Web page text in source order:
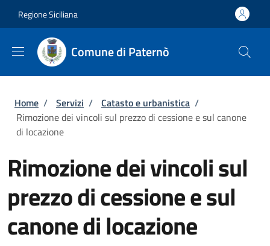
Regione Siciliana
Comune di Paternò
Briciole di pane
Home / Servizi / Catasto e urbanistica /
Rimozione dei vincoli sul prezzo di cessione e sul canone
di locazione
Rimozione dei vincoli sul
prezzo di cessione e sul
canone di locazione